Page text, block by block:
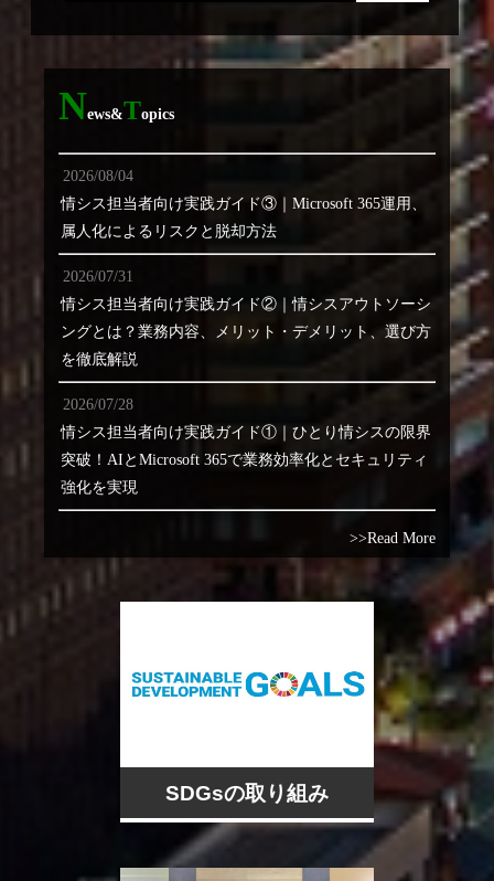
News&Topics
2026/08/04
情シス担当者向け実践ガイド③｜Microsoft 365運用、
属人化によるリスクと脱却方法
2026/07/31
情シス担当者向け実践ガイド②｜情シスアウトソーシ
ングとは？業務内容、メリット・デメリット、選び方
を徹底解説
2026/07/28
情シス担当者向け実践ガイド①｜ひとり情シスの限界
突破！AIとMicrosoft 365で業務効率化とセキュリティ
強化を実現
>>Read More
SDGsの取り組み